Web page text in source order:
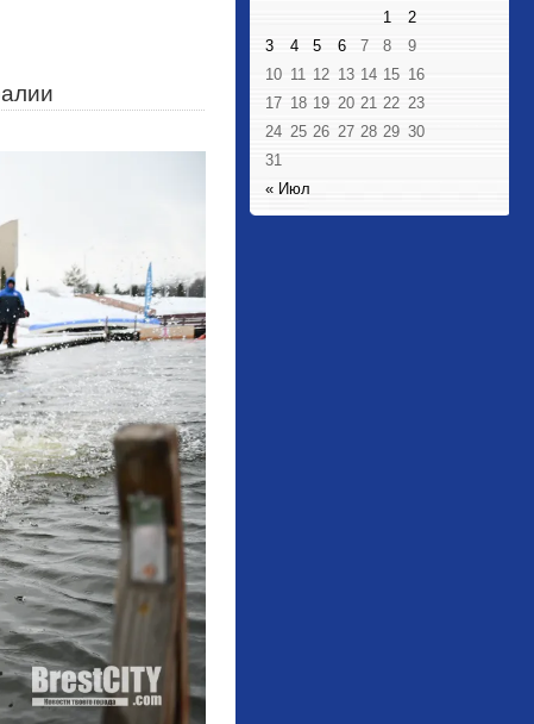
« Июл
1
2
3
4 5 6 7 8
9
10 11 12 13 14 15 16
17 18 19 20 21 22 23
24 25 26 27 28 29 30
31